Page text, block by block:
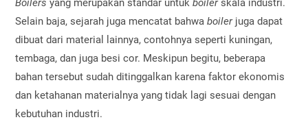
Boilers yang merupakan standar untukboilerskala industri.
Selain baja, sejarah juga mencatat bahwaboiler juga dapat
dibuat dari material lainnya, contohnya seperti kuningan,
tembaga, dan juga besi cor. Meskipun begitu, beberapa
bahan tersebut sudah ditinggalkan karena faktor ekonomis
dan ketahanan materialnya yang tidak lagi sesuai dengan
kebutuhan industri.